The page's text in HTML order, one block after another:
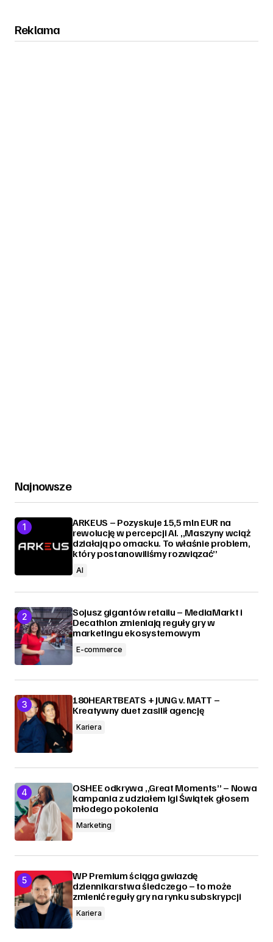
Reklama
Najnowsze
ARKEUS – Pozyskuje 15,5 mln EUR na
rewolucję w percepcji AI. „Maszyny wciąż
działają po omacku. To właśnie problem,
który postanowiliśmy rozwiązać”
AI
Sojusz gigantów retailu – MediaMarkt i
Decathlon zmieniają reguły gry w
marketingu ekosystemowym
E-commerce
180HEARTBEATS + JUNG v. MATT –
Kreatywny duet zasilił agencję
Kariera
OSHEE odkrywa „Great Moments” – Nowa
kampania z udziałem Igi Świątek głosem
młodego pokolenia
Marketing
WP Premium ściąga gwiazdę
dziennikarstwa śledczego – to może
zmienić reguły gry na rynku subskrypcji
Kariera